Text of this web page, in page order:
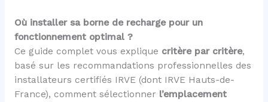
Où installer sa borne de recharge pour un
fonctionnement optimal ?
Ce guide complet vous explique critère par critère,
basé sur les recommandations professionnelles des
installateurs certifiés IRVE (dont IRVE Hauts-de-
France), comment sélectionner l’emplacement